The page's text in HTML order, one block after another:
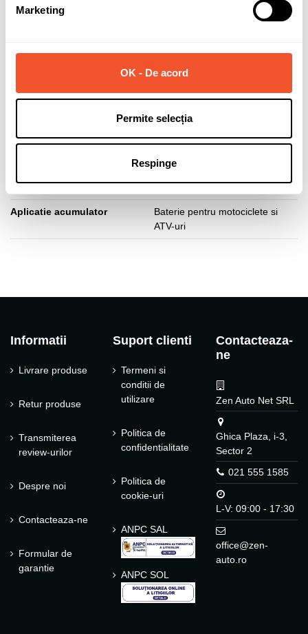
Marketing
OK - De acord
Permite selecția
Respinge
Marca
Lungime acumulator (mm) 136
Latime acumulator (mm) 91
168
Tip fixare baza B00
Aplicatie acumulator
Baterie pentru motociclete si
ATV-uri
Informatii
Livrare produse
Retur produse
Transmiterea
review-urilor
Despre noi
Contacteaza-ne
Formular de
garantie
Suport clienti
Termeni si
conditii de
utilizare
Politica de
confidentialitate
Politica de
cookie-uri
ANPC SAL
ANPC SOL
Contacteaza-
ne
Zen Auto Net SRL
Ghica Plaza, i-3,
Sector 2
021 555 1585
L-V: 09:00 - 17:30
office@zen-
auto.ro